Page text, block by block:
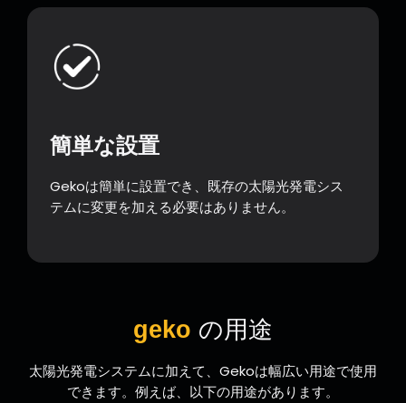
簡単な設置
Gekoは簡単に設置でき、既存の太陽光発電シス
テムに変更を加える必要はありません。
geko の用途
太陽光発電システムに加えて、Gekoは幅広い用途で使用
できます。例えば、以下の用途があります。